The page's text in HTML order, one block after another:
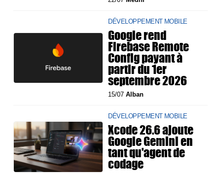
DÉVELOPPEMENT MOBILE
Google rend
Firebase Remote
Config payant à
partir du 1er
septembre 2026
15/07Alban
DÉVELOPPEMENT MOBILE
Xcode 26.6 ajoute
Google Gemini en
tant qu'agent de
codage